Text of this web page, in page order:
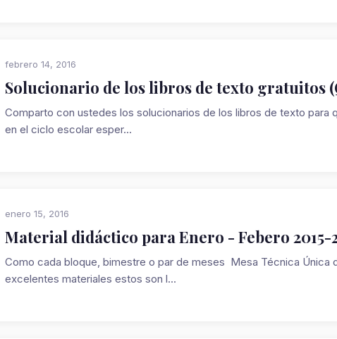
febrero 14, 2016
Solucionario de los libros de texto gratuitos
Comparto con ustedes los solucionarios de los libros de texto para
en el ciclo escolar esper...
enero 15, 2016
Material didáctico para Enero - Febero 2015-
Como cada bloque, bimestre o par de meses Mesa Técnica Única
excelentes materiales estos son l...